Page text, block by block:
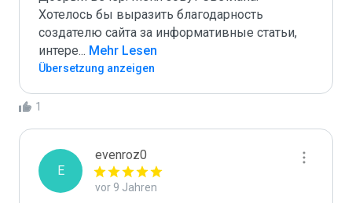
Хотелось бы выразить благодарность
создателю сайта за информативные статьи,
интере... Mehr Lesen
Übersetzung anzeigen
1
E
evenroz0
vor 9 Jahren